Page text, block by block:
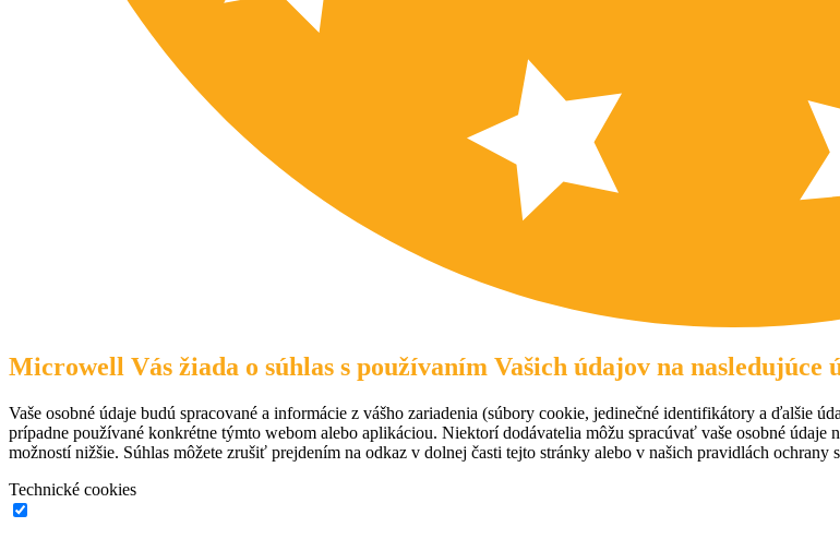
Microwell Vás žiada o súhlas s používaním Vašich údajov na nasledujúce
Vaše osobné údaje budú spracované a informácie z vášho zariadenia (súbory cookie, jedinečné identifikátory a ďalšie
prípadne používané konkrétne týmto webom alebo aplikáciou. Niektorí dodávatelia môžu spracúvať vaše osobné
možností nižšie. Súhlas môžete zrušiť prejdením na odkaz v dolnej časti tejto stránky alebo v našich pravidlách ochrany
Technické cookies